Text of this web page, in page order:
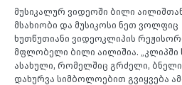
მუსიკალურ ვიდეოში ბილი
მსახიობი და მუსიკოსი ნეთ
ხუთწუთიანი ვიდეოკლიპის
მფლობელი ბილი აილიშია. „კლიპში
ასახული, რომელშიც გრძელი,
დახურვა სიმბოლოებით გვიყვება